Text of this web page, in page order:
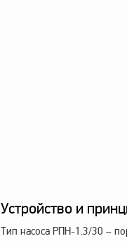
Устройство и
Тип насоса РПН-1.3/30 –